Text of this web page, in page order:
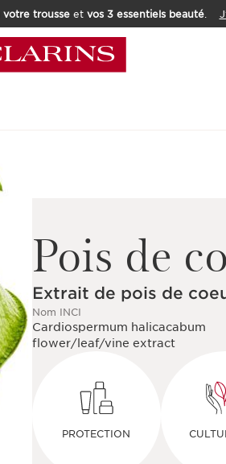
votre trousseet vos 3 essentiels beauté.
Pois de
Extrait de pois de
Nom INCI
Cardiospermum halicacabum
flower/leaf/vine extract
PROTECTION